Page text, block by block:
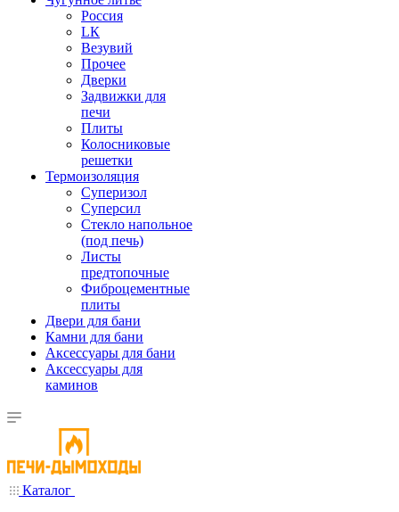
Россия
LК
Везувий
Прочее
Дверки
Задвижки для
печи
Плиты
Колосниковые
решетки
Термоизоляция
Суперизол
Суперсил
Стекло напольное
(под печь)
Листы
предтопочные
Фиброцементные
плиты
Двери для бани
Камни для бани
Аксессуары для бани
Аксессуары для
каминов
Каталог